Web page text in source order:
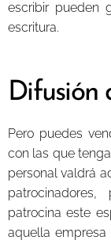
escribir pueden
escritura.
Difusión
Pero puedes
con las que
personal valdrá
patrocina este
aquella